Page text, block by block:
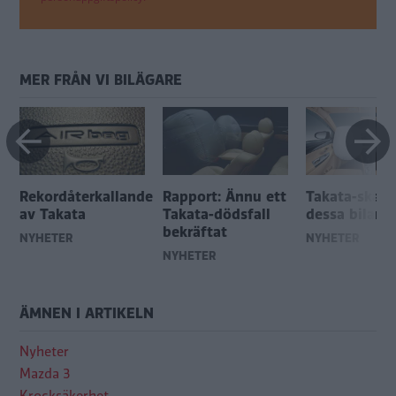
MER FRÅN VI BILÄGARE
Rekordåterkallande
av Takata
NYHETER
Rapport: Ännu ett
Takata-dödsfall
bekräftat
NYHETER
Takata-
dessa bilar
NYHETER
ÄMNEN I ARTIKELN
Nyheter
Mazda 3